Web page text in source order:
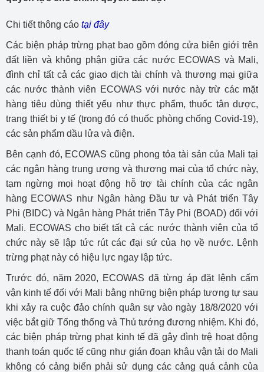
Chi tiết thông cáo tại đây
Các biện pháp trừng phạt bao gồm đóng cửa biên giới trên
đất liền và không phận giữa các nước ECOWAS và Mali,
đình chỉ tất cả các giao dịch tài chính và thương mại giữa
các nước thành viên ECOWAS với nước này trừ các mặt
hàng tiêu dùng thiết yếu như thực phẩm, thuốc tân dược,
trang thiết bị y tế (trong đó có thuốc phòng chống Covid-19),
các sản phẩm dầu lửa và điện.
Bên cạnh đó, ECOWAS cũng phong tỏa tài sản của Mali tại
các ngân hàng trung ương và thương mại của tổ chức này,
tạm ngừng mọi hoạt động hỗ trợ tài chính của các ngân
hàng ECOWAS như Ngân hàng Đầu tư và Phát triển Tây
Phi (BIDC) và Ngân hàng Phát triển Tây Phi (BOAD) đối với
Mali. ECOWAS cho biết tất cả các nước thành viên của tổ
chức này sẽ lập tức rút các đại sứ của họ về nước. Lệnh
trừng phạt này có hiệu lực ngay lập tức.
Trước đó, năm 2020, ECOWAS đã từng áp đặt lệnh cấm
vận kinh tế đối với Mali bằng những biện pháp tương tự sau
khi xảy ra cuộc đảo chính quân sự vào ngày 18/8/2020 với
việc bắt giữ Tổng thống và Thủ tướng đương nhiệm. Khi đó,
các biện pháp trừng phạt kinh tế đã gây đình trệ hoạt động
thanh toán quốc tế cũng như gián đoạn khâu vận tải do Mali
không có cảng biển phải sử dụng các cảng quá cảnh của